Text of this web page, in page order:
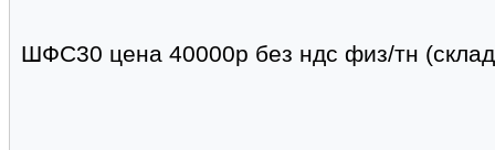
ШФС30 цена 40000р без ндс физ/тн